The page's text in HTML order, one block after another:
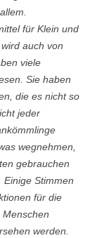
für Klein und
auch von
viele
Sie haben
die es nicht so
jeder
wegnehmen,
gebrauchen
Stimmen
für die
werden.